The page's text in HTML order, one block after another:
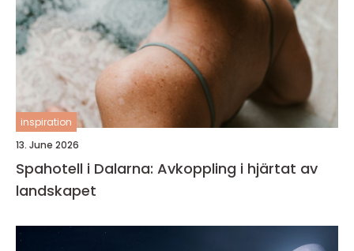
inspiration
13. June 2026
Spahotell i Dalarna: Avkoppling i hjärtat av
landskapet